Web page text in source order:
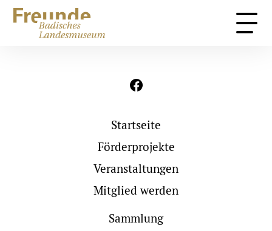
Sammlung Kontakt
Mitglied werden
Startseite
Förderprojekte
Veranstaltungen
Mitglied werden
Sammlung